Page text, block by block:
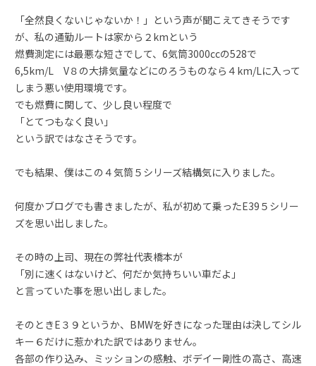
「全然良くないじゃないか！」という声が聞こえてきそうです
が、私の通勤ルートは家から２kmという
燃費測定には最悪な短さでして、6気筒3000ccの528で
6,5km/L V８の大排気量などにのろうものなら４km/Lに入って
しまう悪い使用環境です。
でも燃費に関して、少し良い程度で
「とてつもなく良い」
という訳ではなさそうです。
でも結果、僕はこの４気筒５シリーズ結構気に入りました。
何度かブログでも書きましたが、私が初めて乗ったE39５シリー
ズを思い出しました。
その時の上司、現在の弊社代表橋本が
「別に速くはないけど、何だか気持ちいい車だよ」
と言っていた事を思い出しました。
そのときE３９というか、BMWを好きになった理由は決してシル
キー６だけに惹かれた訳ではありません。
各部の作り込み、ミッションの感触、ボデイー剛性の高さ、高速